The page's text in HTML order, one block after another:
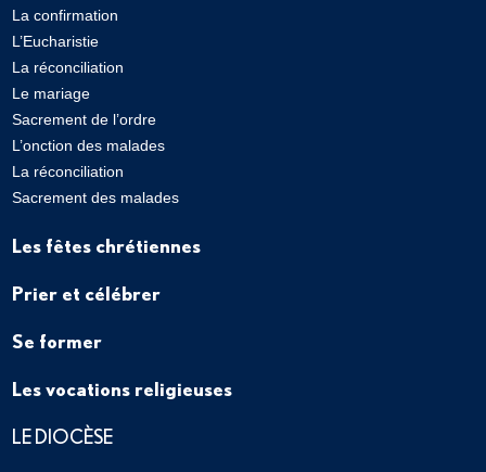
La confirmation
L’Eucharistie
La réconciliation
Le mariage
Sacrement de l’ordre
L’onction des malades
La réconciliation
Sacrement des malades
Les fêtes chrétiennes
Prier et célébrer
Se former
Les vocations religieuses
LE DIOCÈSE